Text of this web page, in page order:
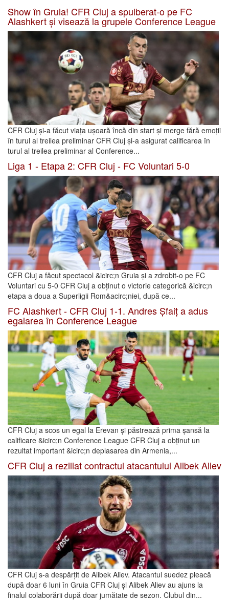
Show în Gruia! CFR Cluj a spulberat-o pe FC
Alashkert și visează la grupele Conference League
CFR Cluj și-a făcut viața ușoară încă din start și merge fără emoții
în turul al treilea preliminar CFR Cluj și-a asigurat calificarea în
turul al treilea preliminar al Conference...
Liga 1 - Etapa 2: CFR Cluj - FC Voluntari 5-0
CFR Cluj a făcut spectacol &icirc;n Gruia și a zdrobit-o pe FC
Voluntari cu 5-0 CFR Cluj a obținut o victorie categorică &icirc;n
etapa a doua a Superligii Rom&acirc;niei, după ce...
FC Alashkert - CFR Cluj 1-1. Andres Șfaiț a adus
egalarea în Conference League
CFR Cluj a scos un egal la Erevan și păstrează prima șansă la
calificare &icirc;n Conference League CFR Cluj a obținut un
rezultat important &icirc;n deplasarea din Armenia,...
CFR Cluj a reziliat contractul atacantului Alibek Aliev
CFR Cluj s-a despărțit de Alibek Aliev. Atacantul suedez pleacă
după doar 6 luni în Gruia CFR Cluj și Alibek Aliev au ajuns la
finalul colaborării după doar jumătate de sezon. Clubul din...